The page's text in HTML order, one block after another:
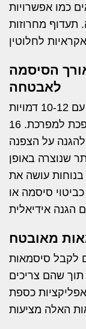
כמו אפשרויות
תעדוף מחרוזות
הסיסמה
לאבטחה
אורך מזין ישירות את חוזק הסיסמה. עם 10-12 דמויות
שנוצרו באקראי, כפייה אכזרית הופכת למפרכת. 16
על הצפנה
שנוצרה באופן
בנוחות עושה את
- 20+ תווים כביטוי סיסמה או
מאובטח
לקבל סיסמאות
תוך שהם צריכים
כספת